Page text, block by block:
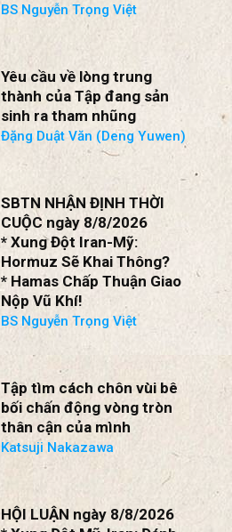
BS Nguyễn Trọng Việt
Yêu cầu về lòng trung
thành của Tập đang sản
sinh ra tham nhũng
Đặng Duật Văn (Deng Yuwen)
SBTN NHẬN ĐỊNH THỜI
CUỘC ngày 8/8/2026
* Xung Đột Iran-Mỹ:
Hormuz Sẽ Khai Thông?
* Hamas Chấp Thuận Giao
Nộp Vũ Khí!
BS Nguyễn Trọng Việt
Tập tìm cách chôn vùi bê
bối chấn động vòng tròn
thân cận của mình
Katsuji Nakazawa
HỘI LUẬN ngày 8/8/2026